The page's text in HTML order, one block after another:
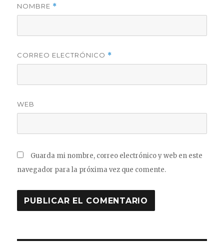
NOMBRE *
CORREO ELECTRÓNICO *
WEB
Guarda mi nombre, correo electrónico y web en este
navegador para la próxima vez que comente.